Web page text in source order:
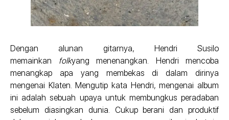
Dengan alunan gitarnya, Hendri Susilo
memainkan folkyang menenangkan. Hendri mencoba
menangkap apa yang membekas di dalam dirinya
mengenai Klaten. Mengutip kata Hendri, mengenai album
ini adalah sebuah upaya untuk membungkus peradaban
sebelum diasingkan dunia. Cukup berani dan produktif